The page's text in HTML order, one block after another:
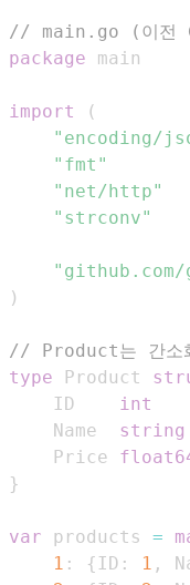
// main.go (이전
package
import
(
"encoding/
"fmt"
"net/http"
"strconv"
)
// Product는 간소
type Product
	ID
int
	Name
string
	Price
}
var products =
1 : { ID : 1 ,